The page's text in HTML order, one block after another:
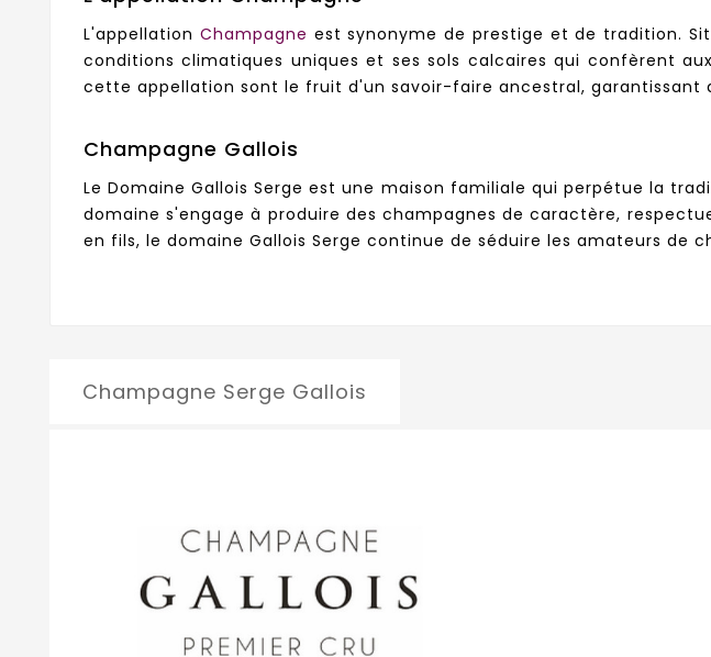
L'appellation Champagne est synonyme de prestige et de tradition.
conditions climatiques uniques et ses sols calcaires qui confèrent
cette appellation sont le fruit d'un savoir-faire ancestral, garantissant
Champagne Gallois
Le Domaine Gallois Serge est une maison familiale qui perpétue la
domaine s'engage à produire des champagnes de caractère,
en fils, le domaine Gallois Serge continue de séduire les amateurs
Champagne Serge Gallois